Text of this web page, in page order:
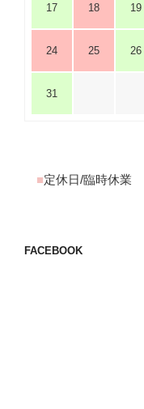
17 18 19
24 25 26
31
■定休日/臨時休業
FACEBOOK